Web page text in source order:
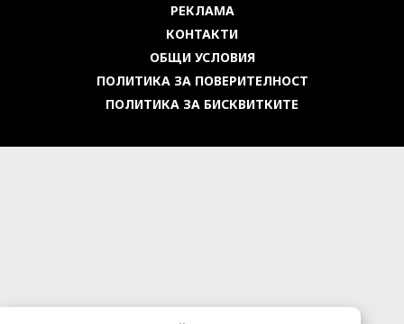
РЕКЛАМА
КОНТАКТИ
ОБЩИ УСЛОВИЯ
ПОЛИТИКА ЗА ПОВЕРИТЕЛНОСТ
ПОЛИТИКА ЗА БИСКВИТКИТЕ